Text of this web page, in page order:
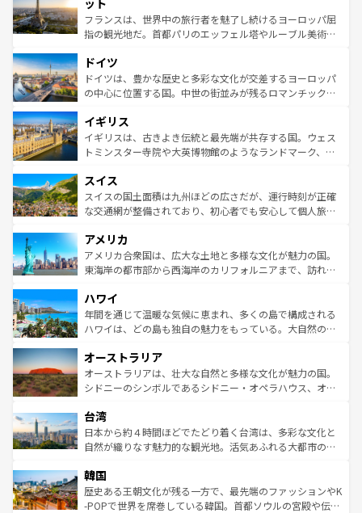
しい。
る。首都マドリードの洗練された雰囲気や、バルセロナの
アートに溢れた街角から、地方では古代ローマ遺跡や中世
せる。地方によって風土や気候が異なるスペインはその個
性で訪れる人を魅了する。 なお、新着のスペイン情報は コ
ンテンツ一覧を参照してほしい。
ット
フランスは、世界中の旅行者を魅了し続けるヨーロッパ屈
指の観光地だ。首都パリのエッフェル塔やルーブル美術館
で、幅広い魅力が詰まっている。華麗な宮殿、歴史的な大
聖堂、美しいビーチ、そして豊かな自然が、訪れる者を心
から魅了する。また、フランスは美食の国としても知ら
いる。シャンパンの発祥地であるランス、プロヴァンスの
香り高いラベンダー畑など、多彩な楽しみ方が可能だ。さ
らに、パリ以外の地域にも魅力が溢れており、どの街角に
れる地方に足を運ぶとそれぞれで全く異なる文化を体験で
きるだろう。 なお、新着のフランス情報はコンテンツ一覧
を参照してほしい。
ドイツ
ドイツは、豊かな歴史と多彩な文化が交差するヨーロッパ
の中心に位置する国。中世の街並みが残るロマンチック街
顔を持つこの国は、どこを歩いても飽きることがない。ベ
ルリンの文化的活気、バイエルン州のアルプスの絶景、そ
してライン川沿いのワイン畑といった風景は必見。ビール
は、お酒好きな人にはぜひ体験してほしい。 なお、新着の
ドイツ情報はコンテンツ一覧を参照してほしい。
イギリス
イギリスは、古きよき伝統と最先端が共存する国。ウェス
トミンスター寺院や大英博物館のようなランドマーク、歴
リアごとに異なる魅力がある。また、優雅なアフタヌーン
ティー、ビール好きにはたまらない英国パブ、サッカー観
戦など、本場だからこそできる体験も豊富。イギリスを旅
ンツ一覧を参照してほしい。
スイス
スイスの国土面積は九州ほどの広さだが、運行時刻が正確
な交通網が整備されており、初心者でも安心して個人旅行
の建物がそのまま残る町や、スイスならではのユニークな
博物館もあり、アルプス観光だけでなく町歩きも満喫する
ことができる。国民の所得が高いため物価も高いが、旅行
ば市内交通費無料で観光を楽しむこともできる。 なお、新
着のスイス情報はコンテンツ一覧 を参照してほしい。
アメリカ
アメリカ合衆国は、広大な土地と多様な文化が魅力の国。
東海岸の都市部から西海岸のカリフォルニアまで、訪れる
のような巨大都市は、観光、ショッピング、エンターテイ
ンメントが詰まった刺激的なスポットだ。一方、アメリカ
西部には大自然が広がり、グランドキャニオンやイエロー
部のニューオーリンズでは、音楽と美食が融合した独特の
文化が魅力。旅行者はアメリカの各地域で異なる魅力を楽
しみながら、その多様性と豊かな歴史を感じることができ
ならではの贅沢な旅のスタイルだ。 なお、新着のアメリカ
情報はコンテンツ一覧を参照してほしい。
ハワイ
年間を通じて温暖な気候に恵まれ、多くの島で構成される
ハワイは、どの島も独自の魅力をもっている。大自然の神
ワイ島は見逃せない。また、定番の観光地といえばオアフ
島だが、静かな自然を求めるならマウイ島やカウアイ島が
おすすめ。エメラルドグリーンに輝く海をはじめ、豊かな
れるおもてなしの心で訪れる人々を迎えてくれるハワイの
人々、おいしいローカルフードやハワイアンミュージッ
ク、伝統的なフラダンスなど、すべてがハワイの魅力を彩
ワイを、存分に味わってほしい。 なお、新着のハワイ情報
はコンテンツ一覧を参照してほしい。
オーストラリア
オーストラリアは、壮大な自然と多様な文化が魅力の国。
シドニーのシンボルであるシドニー・オペラハウス、オー
リアリーフや大陸中央部にそびえるウルル（エアーズロッ
ク）、タスマニアの美しい原生林やケアンズの熱帯雨林な
ど、見どころがたくさん。また、カフェやワイン、オージ
いる。アクティビティも充実しており、サーフィンやダイ
ビング、ハイキングなど、アウトドア好きにはたまらな
い。オーストラリアの多彩な魅力を存分に味わいつくそ
台湾
日本から約４時間ほどでたどり着く台湾は、多彩な文化と
自然が織りなす魅力的な観光地。活気あふれる大都市の台
ン）、静ひつな山岳地帯である台湾東部など、都市の喧騒
と山間の静けさが共存しており、訪れる人に新しい発見と
驚きをもたらしてくれる。また、奥深い台湾の食文化も魅
韓国
歴史ある王朝文化が残る一方で、最先端のファッションやK
-POPで世界を席巻している韓国。首都ソウルの宮殿や伝統